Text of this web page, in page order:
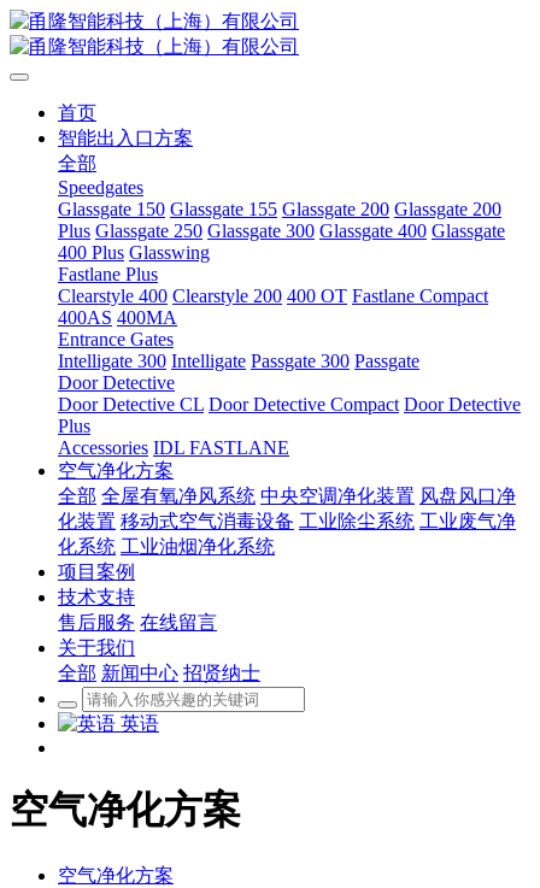
首页
智能出入口方案
全部
Speedgates
Glassgate 150 Glassgate 155 Glassgate 200 Glassgate 200
Plus Glassgate 250 Glassgate 300 Glassgate 400 Glassgate
400 Plus Glasswing
Fastlane Plus
Clearstyle 400 Clearstyle 200 400 OT Fastlane Compact
400AS 400MA
Entrance Gates
Intelligate 300 Intelligate Passgate 300 Passgate
Door Detective
Door Detective CL Door Detective Compact Door Detective
Plus
Accessories IDL FASTLANE
空气净化方案
全部 全屋有氧净风系统 中央空调净化装置 风盘风口净
化装置 移动式空气消毒设备 工业除尘系统 工业废气净
化系统 工业油烟净化系统
项目案例
技术支持
售后服务 在线留言
关于我们
全部 新闻中心 招贤纳士
英语
空气净化方案
空气净化方案